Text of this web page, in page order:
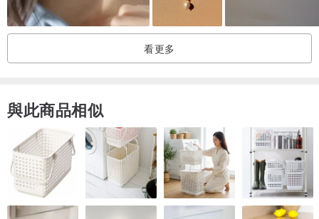
亞馬遜石是一種舒緩的石頭。它可以鎮靜大腦和神經系統，並有助於
保持最佳健康狀態。平衡男性和女性的能量。
的人的完美水晶伴侶。與這顆水晶處於同一個環境中，可以提高您的
振動並增強您的自然光環。
綠色東陵石被稱為“機會之石”，被認為是所有水晶中最幸運的，特別
是在體現繁榮和財富方面。這顆美麗的寶石不僅能吸引運氣，還能調
整條件，使“機會”不可避免。綠色東陵釋放舊模式、習慣和失望，因
看更多
與此商品相似